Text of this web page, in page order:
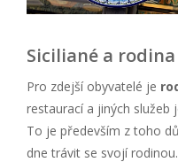
Siciliané a rodina
Pro zdejší obyvatelé je
restaurací a jiných služeb
To je především z toho
dne trávit se svojí